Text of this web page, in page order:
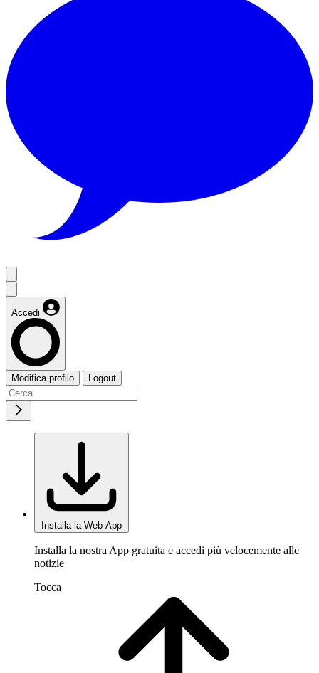
Accedi
Modifica profilo Logout
Installa la Web App
Installa la nostra App gratuita e accedi più velocemente alle
notizie
Tocca